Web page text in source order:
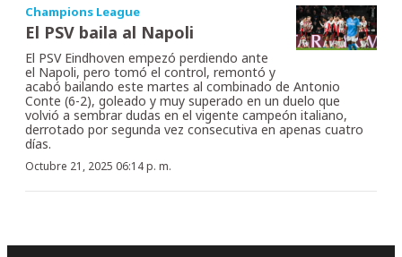
Champions League
El PSV baila al Napoli
El PSV Eindhoven empezó perdiendo ante
el Napoli, pero tomó el control, remontó y
acabó bailando este martes al combinado de Antonio
Conte (6-2), goleado y muy superado en un duelo que
volvió a sembrar dudas en el vigente campeón italiano,
derrotado por segunda vez consecutiva en apenas cuatro
días.
Octubre 21, 2025 06:14 p. m.